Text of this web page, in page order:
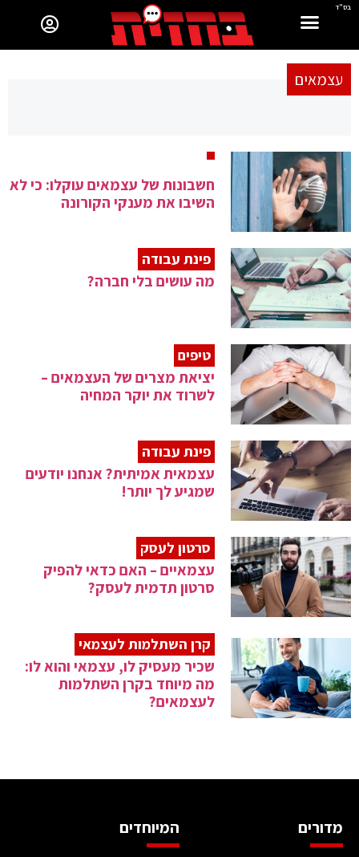
בס"ד
עצמאים
חשבונות של עצמאים עוקלו: כי לא
השיבו את מענקי הקורונה
פינת עבודה
מה עושים בלי חברה?
טיפים
יציאת מצרים של העצמאים –
לשרוד את יוקר המחיה
פינת עבודה
עצמאית אמיתית? אנחנו יודעים
שמגיע לך יותר!
סרטון לעסק
עצמאיים – האם כדאי להפיק
סרטון תדמית לעסק?
קרן השתלמות לעצמאי
שכיר מעסיק לו, עצמאי והוא לו:
מה מיוחד בקרן השתלמות
לעצמאים?
מדורים המיוחדים